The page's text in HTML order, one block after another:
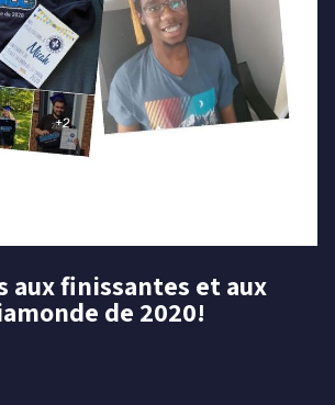
aux finissantes et aux
de 2020!